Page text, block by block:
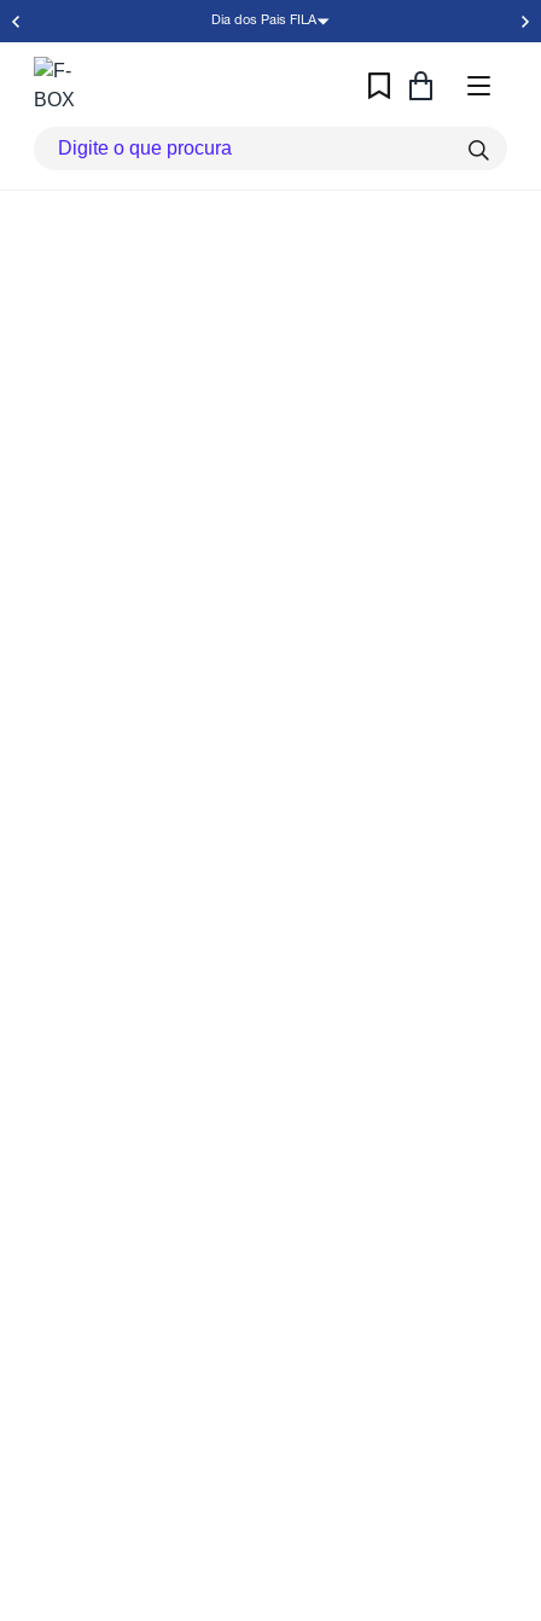
Dia dos Pais FILA